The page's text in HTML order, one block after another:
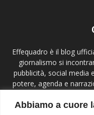
Abbiamo a cuore
Effequadro è il blog
giornalismo si
pubblicità, social media
potere, agenda e
parliamo a giornalisti,